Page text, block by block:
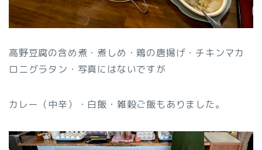
高野豆腐の含め煮・煮しめ・鶏の唐揚げ・チキンマカ
ロニグラタン・写真にはないですが
カレー（中辛）・白飯・雑穀ご飯もありました。